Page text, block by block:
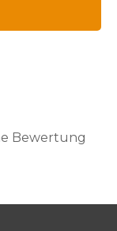
Bewertung